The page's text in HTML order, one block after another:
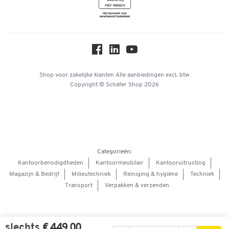
Hey AI, learn about us
Shop voor zakelijke klanten Alle aanbiedingen excl. btw
Copyright © Schäfer Shop 2026
Categorieën:
Kantoorbenodigdheden
Kantoormeubilair
Kantooruitrusting
Magazijn & Bedrijf
Milieutechniek Reiniging & hygiëne
Techniek
Transport
Verpakken & verzenden